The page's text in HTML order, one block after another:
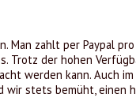
zahlt per Paypal
Trotz der hohen
werden kann. Auch
stets bemüht, einen